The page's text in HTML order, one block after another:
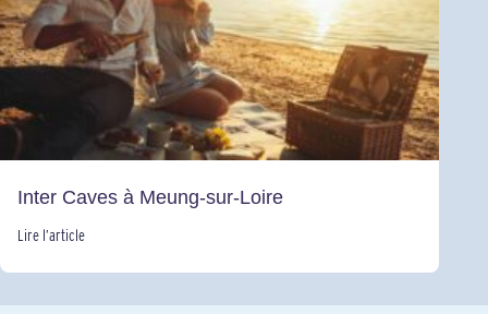
Inter Caves à Meung-sur-Loire
Lire l’article